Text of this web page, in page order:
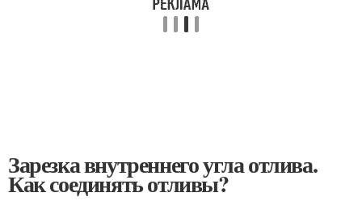
Зарезка внутреннего угла отлива.
Как соединять отливы?